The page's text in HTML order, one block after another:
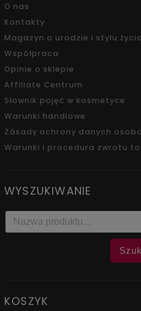
O nas
Kontakty
Magazyn o urodzie i stylu
Współpraca
Opinie o sklepie
Affiliate Centrum
Słownik pojęć w kosmetyce
Warunki handlowe
Zásady ochrony danych
Warunki i procedura zwrotu
WYSZUKIWANIE
KOSZYK